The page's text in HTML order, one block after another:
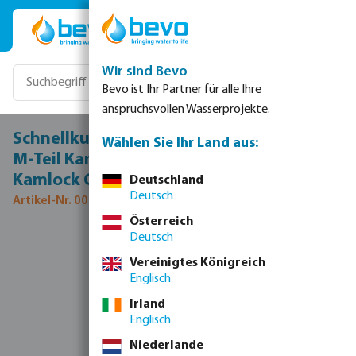
Zum Hauptinhalt springen
Schnellkupplung Edelstahl 316 2" x 50 mm
M-Teil Kamlock x Schlauchtülle 16bar Typ
Kamlock C
Artikel-Nr. 0075055
Bildergalerie überspringen
Wir sind Bevo
Bevo ist Ihr Partner für alle Ihre
anspruchsvollen Wasserprojekte.
Wählen Sie Ihr Land aus:
Deutschland
Deutsch
Österreich
Deutsch
Vereinigtes Königreich
Englisch
Irland
Englisch
Niederlande